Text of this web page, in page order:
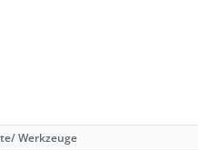
Werkzeuge